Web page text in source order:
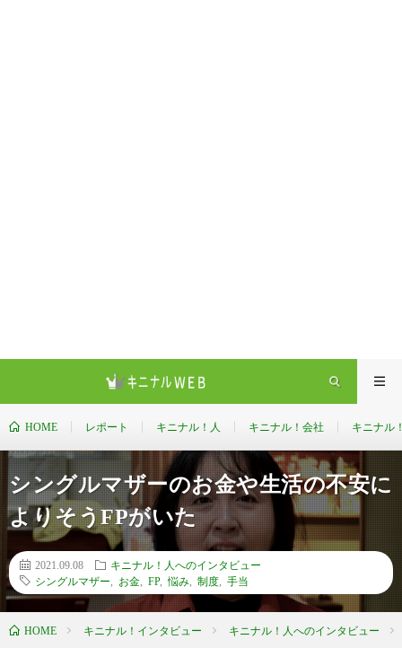
HOME レポート キニナル！人 キニナル！会社 キニナル
シングルマザーのお金や生活の不安に
よりそうFPがいた
2021.09.08
キニナル！人へのインタビュー
シングルマザー
お金 FP,悩み 制度 手当
HOME キニナル！インタビュー キニナル！人へのインタビュー